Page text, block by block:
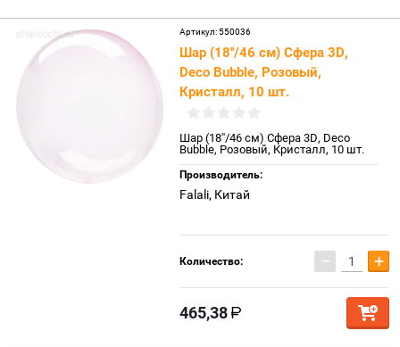
Артикул:550036
Шар (18''/46 см) Сфера 3D,
Deco Bubble, Розовый,
Кристалл, 10 шт.
Шар (18''/46 см) Сфера 3D, Deco
Bubble, Розовый, Кристалл, 10 шт.
Производитель:
Falali, Китай
Количество: − +
465,38